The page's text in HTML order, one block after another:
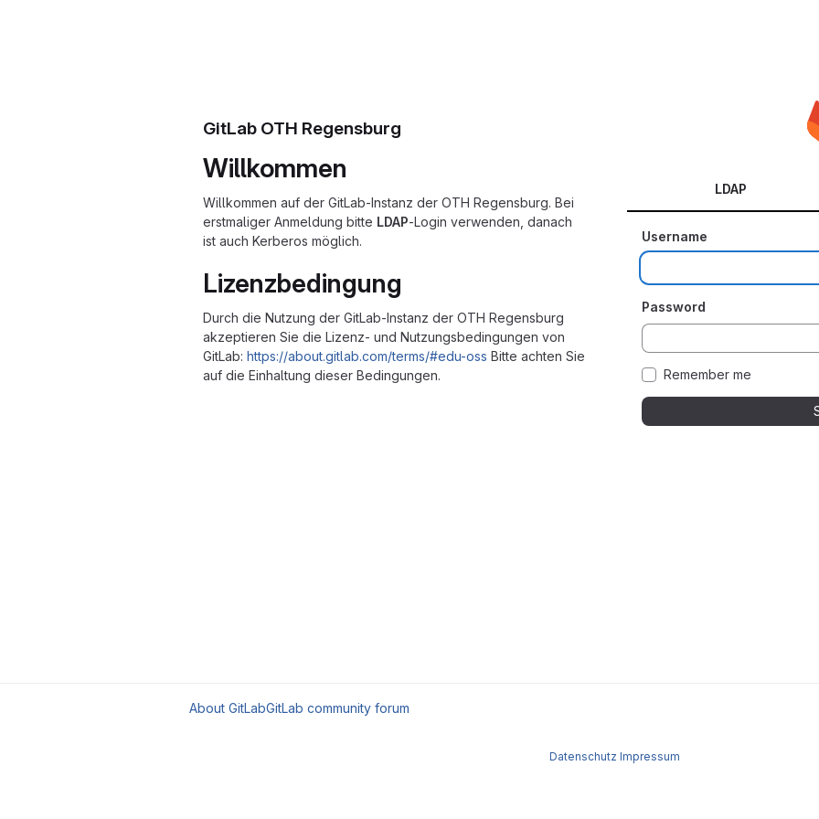
GitLab OTH Regensburg
Willkommen
Willkommen auf der GitLab-Instanz der OTH Regensburg. Bei
erstmaliger Anmeldung bitte LDAP-Login verwenden, danach
ist auch Kerberos möglich.
Lizenzbedingung
Durch die Nutzung der GitLab-Instanz der OTH Regensburg
akzeptieren Sie die Lizenz- und Nutzungsbedingungen von
GitLab: https://about.gitlab.com/terms/#edu-oss Bitte achten Sie
auf die Einhaltung dieser Bedingungen.
LDAP
Username
Password
Remember me
About GitLabGitLab community forum
Datenschutz Impressum